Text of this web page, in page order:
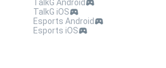
TalkG Android
TalkG iOS
Esports Android
Esports iOS